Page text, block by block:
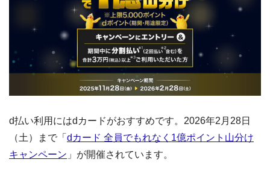
d払い利用にはdカードがおすすめです。2026年2月28日
（土）まで「 dカード 全員でもれなく1億ポイント山分け
キャンペーン 」が開催されています。